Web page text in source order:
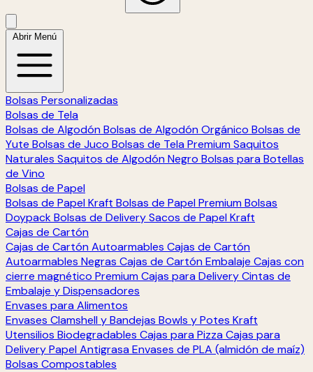
Abrir Menú
Bolsas Personalizadas
Bolsas de Tela
Bolsas de Algodón Bolsas de Algodón Orgánico Bolsas de
Yute Bolsas de Juco Bolsas de Tela Premium Saquitos
Naturales Saquitos de Algodón Negro Bolsas para Botellas
de Vino
Bolsas de Papel
Bolsas de Papel Kraft Bolsas de Papel Premium Bolsas
DoypackBolsas de DeliverySacos de Papel Kraft
Cajas de Cartón
Cajas de Cartón Autoarmables Cajas de Cartón
Autoarmables Negras Cajas de Cartón Embalaje Cajas con
cierre magnético Premium Cajas para DeliveryCintas de
Embalaje y Dispensadores
Envases para Alimentos
Envases Clamshell y Bandejas Bowls y Potes Kraft
Utensilios Biodegradables Cajas para Pizza Cajas para
DeliveryPapel Antigrasa Envases de PLA (almidón de maíz)
Bolsas Compostables